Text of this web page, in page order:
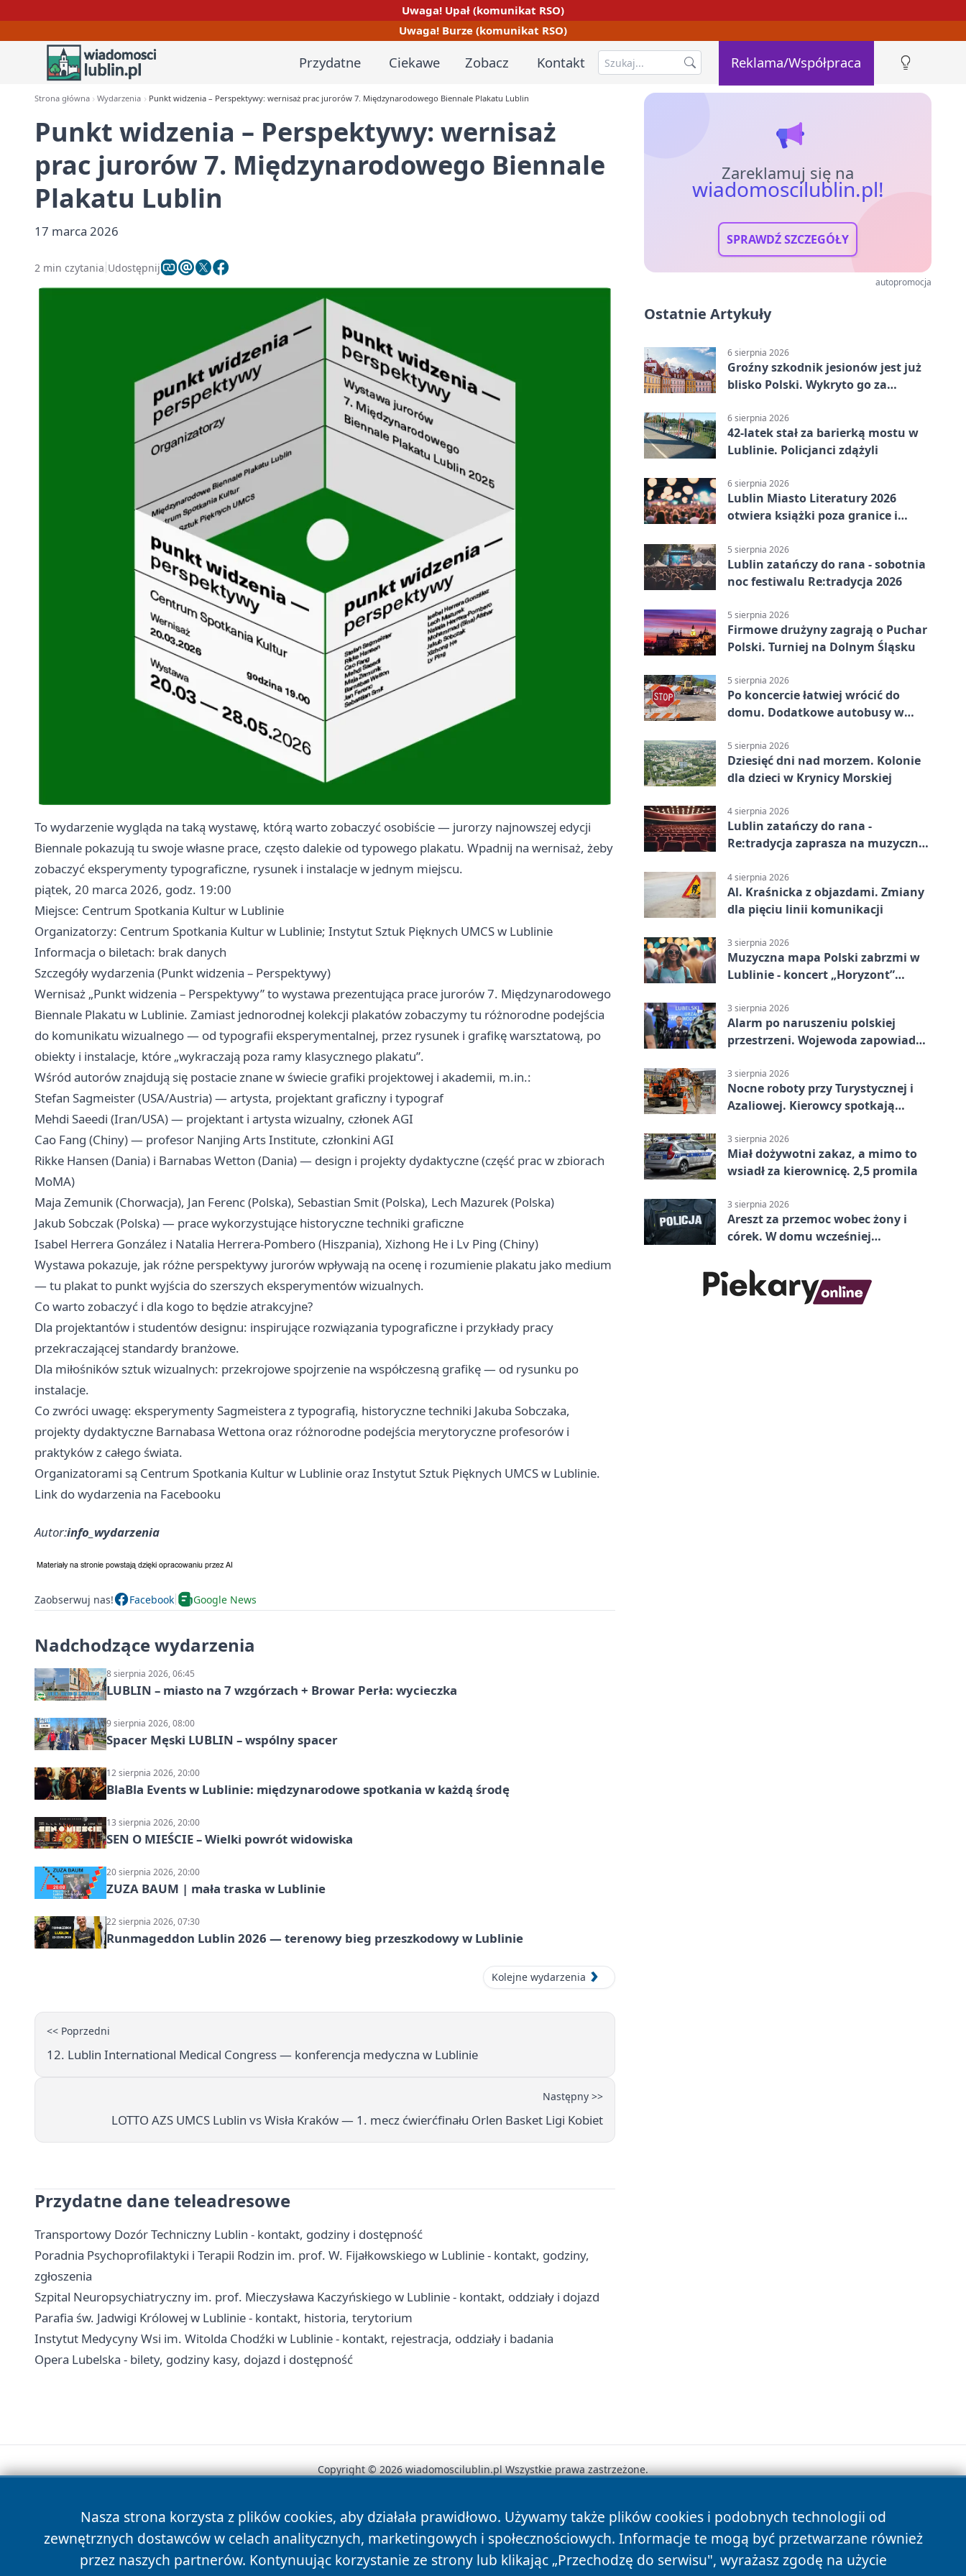
Uwaga! Upał (komunikat RSO)
Uwaga! Burze (komunikat RSO)
Przydatne Ciekawe Zobacz Kontakt Reklama/Współpraca
Strona główna Wydarzenia Punkt widzenia – Perspektywy: wernisaż prac jurorów 7. Międzynarodowego Biennale Plakatu Lublin
Punkt widzenia – Perspektywy: wernisaż
prac jurorów 7. Międzynarodowego Biennale
Plakatu Lublin
17 marca 2026
2 min czytania Udostępnij
To wydarzenie wygląda na taką wystawę, którą warto zobaczyć osobiście — jurorzy najnowszej edycji
Biennale pokazują tu swoje własne prace, często dalekie od typowego plakatu. Wpadnij na wernisaż, żeby
zobaczyć eksperymenty typograficzne, rysunek i instalacje w jednym miejscu.
piątek, 20 marca 2026, godz. 19:00
Miejsce: Centrum Spotkania Kultur w Lublinie
Organizatorzy: Centrum Spotkania Kultur w Lublinie; Instytut Sztuk Pięknych UMCS w Lublinie
Informacja o biletach: brak danych
Szczegóły wydarzenia (Punkt widzenia – Perspektywy)
Wernisaż „Punkt widzenia – Perspektywy” to wystawa prezentująca prace jurorów 7. Międzynarodowego
Biennale Plakatu w Lublinie. Zamiast jednorodnej kolekcji plakatów zobaczymy tu różnorodne podejścia
do komunikatu wizualnego — od typografii eksperymentalnej, przez rysunek i grafikę warsztatową, po
obiekty i instalacje, które „wykraczają poza ramy klasycznego plakatu”.
Wśród autorów znajdują się postacie znane w świecie grafiki projektowej i akademii, m.in.:
Stefan Sagmeister (USA/Austria) — artysta, projektant graficzny i typograf
Mehdi Saeedi (Iran/USA) — projektant i artysta wizualny, członek AGI
Cao Fang (Chiny) — profesor Nanjing Arts Institute, członkini AGI
Rikke Hansen (Dania) i Barnabas Wetton (Dania) — design i projekty dydaktyczne (część prac w zbiorach
MoMA)
Maja Zemunik (Chorwacja), Jan Ferenc (Polska), Sebastian Smit (Polska), Lech Mazurek (Polska)
Jakub Sobczak (Polska) — prace wykorzystujące historyczne techniki graficzne
Isabel Herrera González i Natalia Herrera-Pombero (Hiszpania), Xizhong He i Lv Ping (Chiny)
Wystawa pokazuje, jak różne perspektywy jurorów wpływają na ocenę i rozumienie plakatu jako medium
— tu plakat to punkt wyjścia do szerszych eksperymentów wizualnych.
Co warto zobaczyć i dla kogo to będzie atrakcyjne?
Dla projektantów i studentów designu: inspirujące rozwiązania typograficzne i przykłady pracy
przekraczającej standardy branżowe.
Dla miłośników sztuk wizualnych: przekrojowe spojrzenie na współczesną grafikę — od rysunku po
instalacje.
Co zwróci uwagę: eksperymenty Sagmeistera z typografią, historyczne techniki Jakuba Sobczaka,
projekty dydaktyczne Barnabasa Wettona oraz różnorodne podejścia merytoryczne profesorów i
praktyków z całego świata.
Organizatorami są Centrum Spotkania Kultur w Lublinie oraz Instytut Sztuk Pięknych UMCS w Lublinie.
Link do wydarzenia na Facebooku
Autor:info_wydarzenia
Zaobserwuj nas! Facebook Google News
Nadchodzące wydarzenia
8 sierpnia 2026, 06:45
LUBLIN – miasto na 7 wzgórzach + Browar Perła: wycieczka
9 sierpnia 2026, 08:00
Spacer Męski LUBLIN – wspólny spacer
12 sierpnia 2026, 20:00
BlaBla Events w Lublinie: międzynarodowe spotkania w każdą środę
13 sierpnia 2026, 20:00
SEN O MIEŚCIE – Wielki powrót widowiska
20 sierpnia 2026, 20:00
ZUZA BAUM | mała traska w Lublinie
22 sierpnia 2026, 07:30
Runmageddon Lublin 2026 — terenowy bieg przeszkodowy w Lublinie
Kolejne wydarzenia
<< Poprzedni
12. Lublin International Medical Congress — konferencja medyczna w Lublinie
Następny >>
LOTTO AZS UMCS Lublin vs Wisła Kraków — 1. mecz ćwierćfinału Orlen Basket Ligi Kobiet
Przydatne dane teleadresowe
Transportowy Dozór Techniczny Lublin - kontakt, godziny i dostępność
Poradnia Psychoprofilaktyki i Terapii Rodzin im. prof. W. Fijałkowskiego w Lublinie - kontakt, godziny,
zgłoszenia
Szpital Neuropsychiatryczny im. prof. Mieczysława Kaczyńskiego w Lublinie - kontakt, oddziały i dojazd
Parafia św. Jadwigi Królowej w Lublinie - kontakt, historia, terytorium
Instytut Medycyny Wsi im. Witolda Chodźki w Lublinie - kontakt, rejestracja, oddziały i badania
Opera Lubelska - bilety, godziny kasy, dojazd i dostępność
Zareklamuj się na
wiadomoscilublin.pl!
SPRAWDŹ SZCZEGÓŁY
autopromocja
Ostatnie Artykuły
6 sierpnia 2026
Groźny szkodnik jesionów jest już
blisko Polski. Wykryto go za
6 sierpnia 2026
42-latek stał za barierką mostu w
Lublinie. Policjanci zdążyli
6 sierpnia 2026
Lublin Miasto Literatury 2026
otwiera książki poza granice i
5 sierpnia 2026
Lublin zatańczy do rana - sobotnia
noc festiwalu Re:tradycja 2026
5 sierpnia 2026
Firmowe drużyny zagrają o Puchar
Polski. Turniej na Dolnym Śląsku
5 sierpnia 2026
Po koncercie łatwiej wrócić do
domu. Dodatkowe autobusy w
5 sierpnia 2026
Dziesięć dni nad morzem. Kolonie
dla dzieci w Krynicy Morskiej
4 sierpnia 2026
Lublin zatańczy do rana -
Re:tradycja zaprasza na muzyczną
4 sierpnia 2026
Al. Kraśnicka z objazdami. Zmiany
dla pięciu linii komunikacji
3 sierpnia 2026
Muzyczna mapa Polski zabrzmi w
Lublinie - koncert „Horyzont”
3 sierpnia 2026
Alarm po naruszeniu polskiej
przestrzeni. Wojewoda zapowiada
3 sierpnia 2026
Nocne roboty przy Turystycznej i
Azaliowej. Kierowcy spotkają
3 sierpnia 2026
Miał dożywotni zakaz, a mimo to
wsiadł za kierownicę. 2,5 promila
3 sierpnia 2026
Areszt za przemoc wobec żony i
córek. W domu wcześniej
Nasza strona korzysta z plików cookies, aby działała prawidłowo. Używamy także plików cookies i podobnych technologii od
zewnętrznych dostawców w celach analitycznych, marketingowych i społecznościowych. Informacje te mogą być przetwarzane również
przez naszych partnerów. Kontynuując korzystanie ze strony lub klikając „Przechodzę do serwisu", wyrażasz zgodę na użycie
Copyright © 2026 wiadomoscilublin.pl Wszystkie prawa zastrzeżone.
News Autorzy Polityka Prywatności Polityka Cookies